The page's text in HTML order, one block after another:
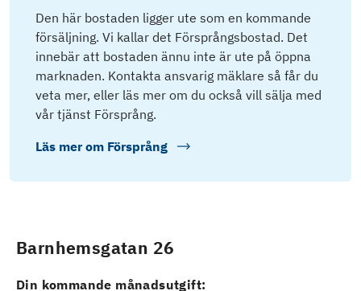
Den här bostaden ligger ute som en kommande
försäljning. Vi kallar det Försprångsbostad. Det
innebär att bostaden ännu inte är ute på öppna
marknaden. Kontakta ansvarig mäklare så får du
veta mer, eller läs mer om du också vill sälja med
vår tjänst Försprång.
Läs mer om Försprång
Barnhemsgatan 26
Din kommande månadsutgift: